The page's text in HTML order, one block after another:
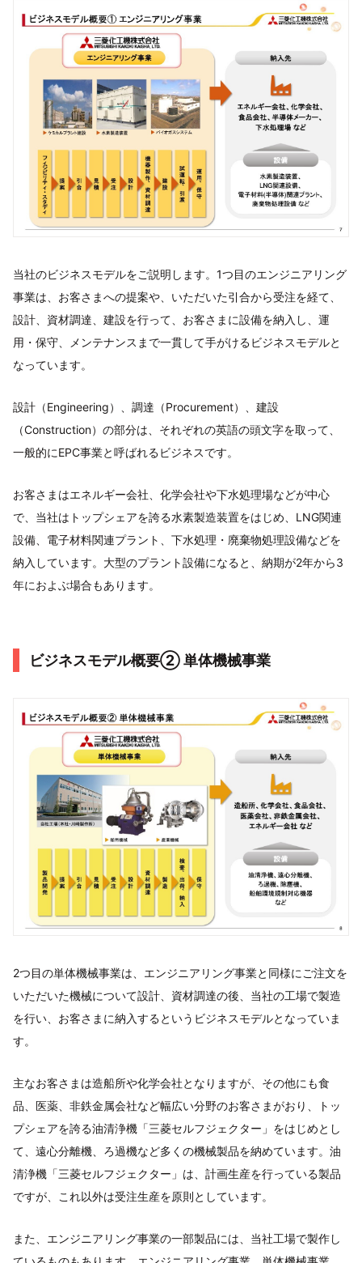
当社のビジネスモデルをご説明します。1つ目のエンジニアリング
事業は、お客さまへの提案や、いただいた引合から受注を経て、
設計、資材調達、建設を行って、お客さまに設備を納入し、運
用・保守、メンテナンスまで一貫して手がけるビジネスモデルと
なっています。
設計（Engineering）、調達（Procurement）、建設
（Construction）の部分は、それぞれの英語の頭文字を取って、
一般的にEPC事業と呼ばれるビジネスです。
お客さまはエネルギー会社、化学会社や下水処理場などが中心
で、当社はトップシェアを誇る水素製造装置をはじめ、LNG関連
設備、電子材料関連プラント、下水処理・廃棄物処理設備などを
納入しています。大型のプラント設備になると、納期が2年から3
年におよぶ場合もあります。
ビジネスモデル概要➁ 単体機械事業
2つ目の単体機械事業は、エンジニアリング事業と同様にご注文を
いただいた機械について設計、資材調達の後、当社の工場で製造
を行い、お客さまに納入するというビジネスモデルとなっていま
す。
主なお客さまは造船所や化学会社となりますが、その他にも食
品、医薬、非鉄金属会社など幅広い分野のお客さまがおり、トッ
プシェアを誇る油清浄機「三菱セルフジェクター」をはじめとし
て、遠心分離機、ろ過機など多くの機械製品を納めています。油
清浄機「三菱セルフジェクター」は、計画生産を行っている製品
ですが、これ以外は受注生産を原則としています。
また、エンジニアリング事業の一部製品には、当社工場で製作し